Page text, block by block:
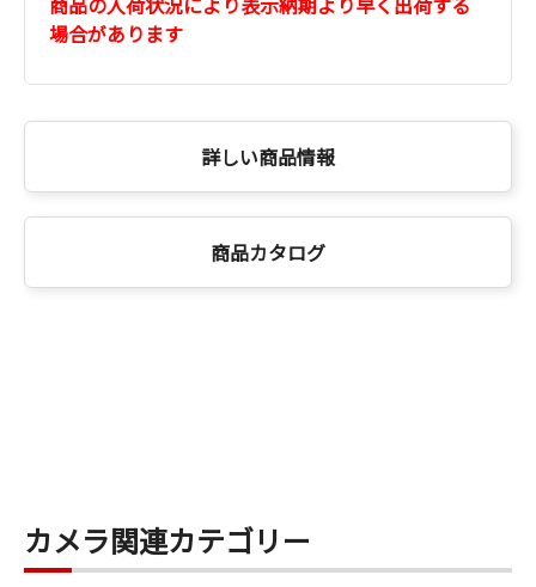
場合があります
詳しい商品情報
商品カタログ
カメラ関連カテゴリー